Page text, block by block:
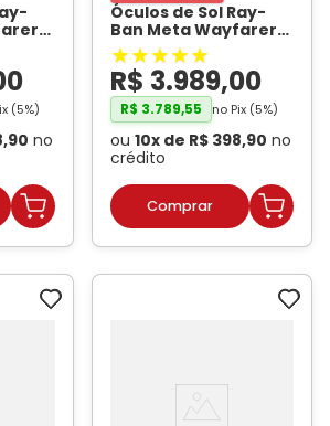
- RAY
(5%)
,90 no
Óculos de Sol Ray-
Ban Meta Wayfarer
Gen 2 RW4012 Preto
Brilhante /
Transitions Verde
Grafite Unissex - RAY
BAN META
★★★★★
R$ 3.989,00
R$ 3.789,55 no Pix (5%)
ou 10x de R$ 398,90 no
crédito